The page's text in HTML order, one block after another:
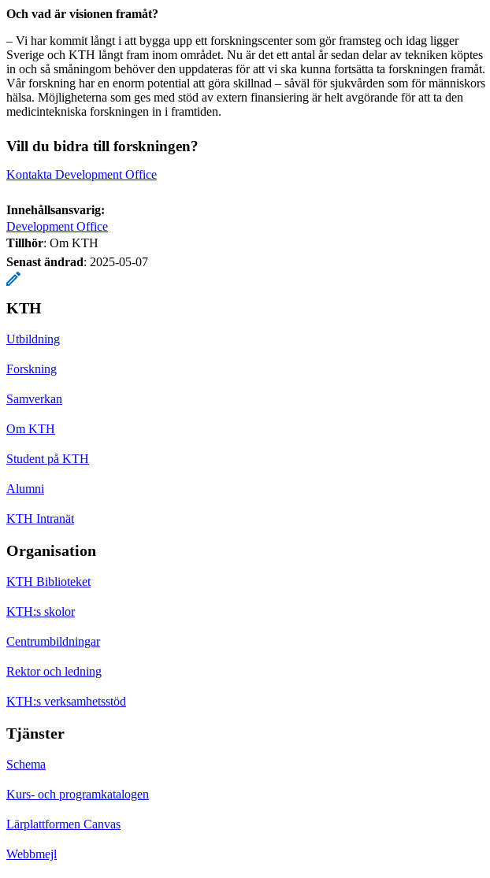
Och vad är visionen framåt?
– Vi har kommit långt i att bygga upp ett forskningscenter som gör framsteg och idag ligger
Sverige och KTH långt fram inom området. Nu är det ett antal år sedan delar av tekniken köptes
in och så småningom behöver den uppdateras för att vi ska kunna fortsätta ta forskningen framåt.
Vår forskning har en enorm potential att göra skillnad – såväl för sjukvården som för människors
hälsa. Möjligheterna som ges med stöd av extern finansiering är helt avgörande för att ta den
medicintekniska forskningen in i framtiden.
Vill du bidra till forskningen?
Kontakta Development Office
Innehållsansvarig:
Development Office
Tillhör: Om KTH
Senast ändrad: 2025-05-07
KTH
Utbildning
Forskning
Samverkan
Om KTH
Student på KTH
Alumni
KTH Intranät
Organisation
KTH Biblioteket
KTH:s skolor
Centrumbildningar
Rektor och ledning
KTH:s verksamhetsstöd
Tjänster
Schema
Kurs- och programkatalogen
Lärplattformen Canvas
Webbmejl